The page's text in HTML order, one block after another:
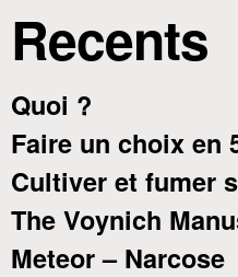
Recents
Quoi ?
Faire un choix en
Cultiver et fumer
The Voynich
Meteor – Narcose